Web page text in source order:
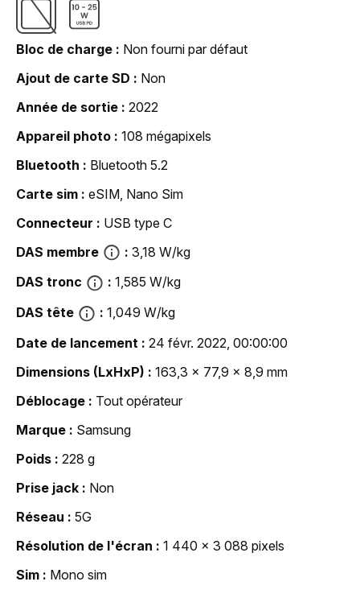
Bloc de charge
Non fourni par défaut
Ajout de carte SD
Non
Année de sortie
2022
Appareil photo
108 mégapixels
Bluetooth
Bluetooth 5.2
Carte sim
eSIM, Nano Sim
Connecteur
USB type C
DAS membre
3,18 W/kg
DAS tronc
1,585 W/kg
DAS tête
1,049 W/kg
Date de lancement
24 févr. 2022, 00:00:00
Dimensions (LxHxP)
163,3 x 77,9 x 8,9 mm
Déblocage
Tout opérateur
Marque
Samsung
Poids
228 g
Prise jack
Non
Réseau
5G
Résolution de l'écran
1 440 x 3 088 pixels
Sim
Mono sim